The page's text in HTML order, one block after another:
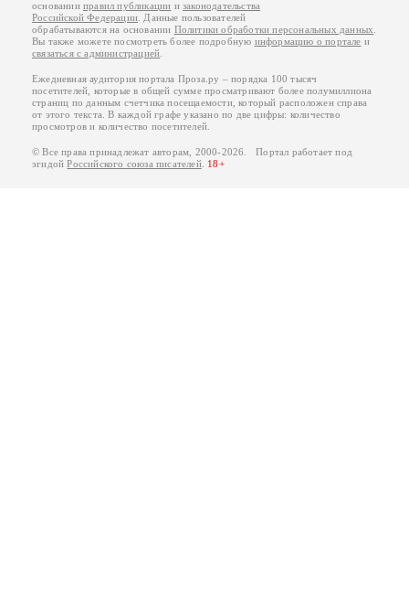
основанииправил публикации изаконодательства
Российской Федерации . Данные пользователей
обрабатываются на основании Политики обработки персональных данных
Вы также можете посмотреть более подробную информацию о портале и
связаться с администрацией
Ежедневная аудитория портала Проза.ру – порядка 100 тысяч
посетителей, которые в общей сумме просматривают более полумиллиона
страниц по данным счетчика посещаемости, который расположен справа
от этого текста. В каждой графе указано по две цифры: количество
просмотров и количество посетителей.
© Все права принадлежат авторам, 2000-2026. Портал работает под
эгидойРоссийского союза писателей. 18+